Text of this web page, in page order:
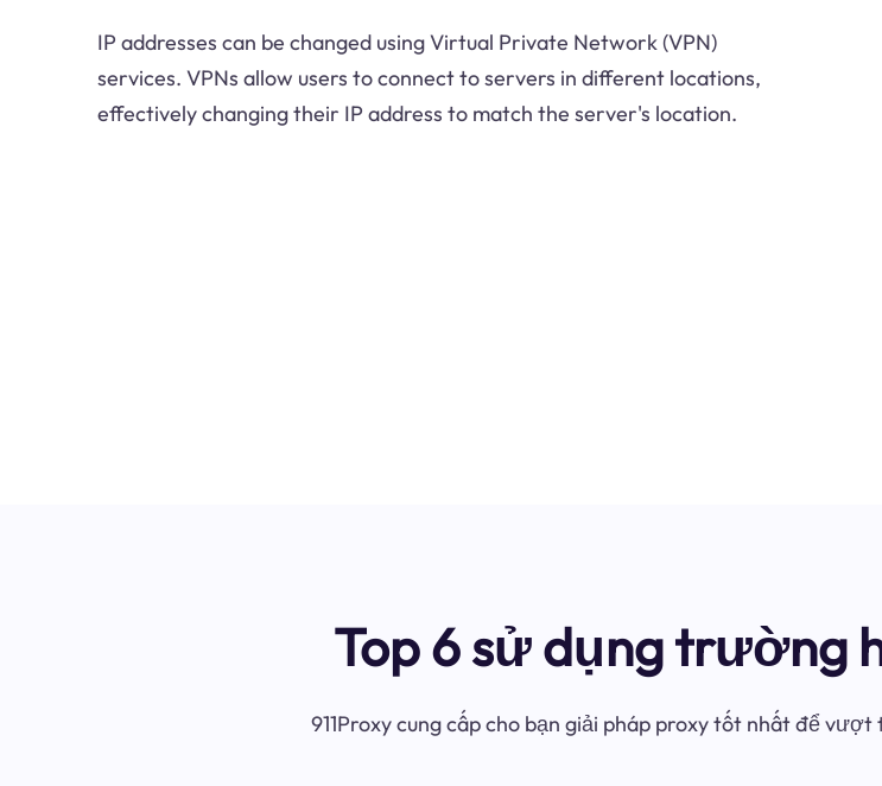
IP addresses can be changed using Virtual Private Network (VPN)
services. VPNs allow users to connect to servers in different locations,
effectively changing their IP address to match the server's location.
Top 6 sử dụng trường
911Proxy cung cấp cho bạn giải pháp proxy tốt nhất để